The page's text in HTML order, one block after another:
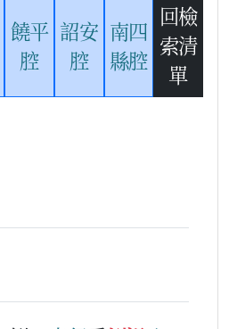
饒平
腔
詔安
腔
南四
縣腔
回檢
索清
單